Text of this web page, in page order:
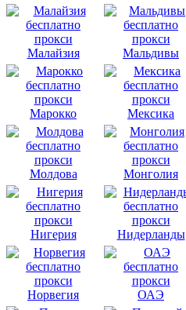
Малайзия Мальдивы
Марокко Мексика
Молдова Монголия
Нигерия Нидерланды
Норвегия ОАЭ